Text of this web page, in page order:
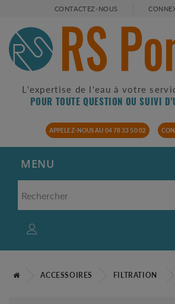
CONTACTEZ-NOUS
L'expertise de l'eau à votre
POUR TOUTE QUESTION OU SUIVI
APPELEZ-NOUS AU 04 78 33 50 02
MENU
ACCESSOIRES FILTRATION